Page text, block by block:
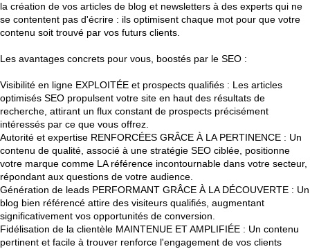
la création de vos articles de blog et newsletters à des experts qui ne
se contentent pas d'écrire : ils optimisent chaque mot pour que votre
contenu soit trouvé par vos futurs clients.
Les avantages concrets pour vous, boostés par le SEO :
Visibilité en ligne EXPLOITÉE et prospects qualifiés : Les articles
optimisés SEO propulsent votre site en haut des résultats de
recherche, attirant un flux constant de prospects précisément
intéressés par ce que vous offrez.
Autorité et expertise RENFORCÉES GRÂCE À LA PERTINENCE : Un
contenu de qualité, associé à une stratégie SEO ciblée, positionne
votre marque comme LA référence incontournable dans votre secteur,
répondant aux questions de votre audience.
Génération de leads PERFORMANT GRÂCE À LA DÉCOUVERTE : Un
blog bien référencé attire des visiteurs qualifiés, augmentant
significativement vos opportunités de conversion.
Fidélisation de la clientèle MAINTENUE ET AMPLIFIÉE : Un contenu
pertinent et facile à trouver renforce l'engagement de vos clients